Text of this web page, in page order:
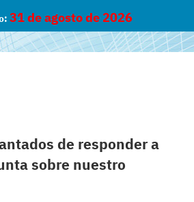
31 de agosto de 2026
de responder a
sobre nuestro